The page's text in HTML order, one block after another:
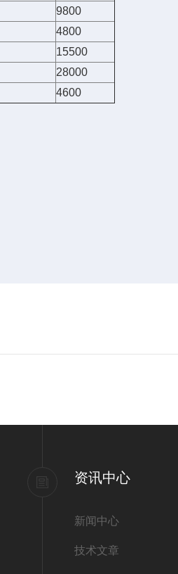
9800
4800
15500
28000
4600
资讯中心
新闻中心
技术文章